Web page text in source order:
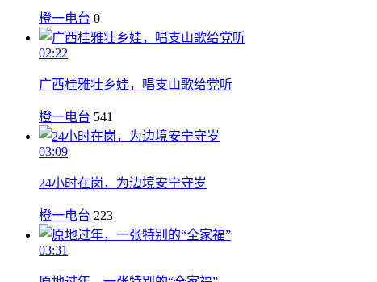
橙一电台 0
02:22
广西桂雅壮乡娃，唱支山歌给党听
橙一电台 541
03:09
24小时在岗，为边境安宁守岁
橙一电台 223
03:31